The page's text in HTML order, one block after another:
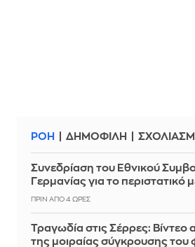
ΡΟΗ ΔΗΜΟΦΙΛΗ
Συνεδρίαση του Εθνικού
Γερμανίας για το περιστατικό
ΠΡΙΝ ΑΠΌ 4 ΏΡΕΣ
Τραγωδία στις Σέρρες: Βίντεο
της μοιραίας σύγκρουσης του